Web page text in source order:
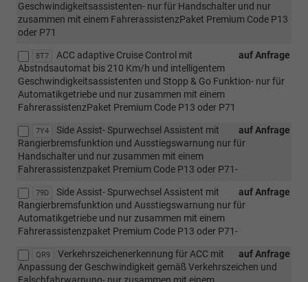
Geschwindigkeitsassistenten- nur für Handschalter und nur
zusammen mit einem FahrerassistenzPaket Premium Code P13
oder P71
8T7 auf Anfrage
ACC adaptive Cruise Control mit
Abstndsautomat bis 210 Km/h und intelligentem
Geschwindigkeitsassistenten und Stopp & Go Funktion- nur für
Automatikgetriebe und nur zusammen mit einem
FahrerassistenzPaket Premium Code P13 oder P71
7Y4 auf Anfrage
Side Assist- Spurwechsel Assistent mit
Rangierbremsfunktion und Ausstiegswarnung nur für
Handschalter und nur zusammen mit einem
Fahrerassistenzpaket Premium Code P13 oder P71-
79D auf Anfrage
Side Assist- Spurwechsel Assistent mit
Rangierbremsfunktion und Ausstiegswarnung nur für
Automatikgetriebe und nur zusammen mit einem
Fahrerassistenzpaket Premium Code P13 oder P71-
QR9 auf Anfrage
Verkehrszeichenerkennung für ACC mit
Anpassung der Geschwindigkeit gemäß Verkehrszeichen und